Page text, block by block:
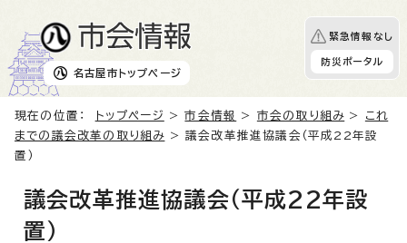
名古屋市 トップページ
緊急情報なし
防災ポータル
現在の位置： トップページ >市会情報 > 市会の取り組み > これ
までの議会改革の取り組み > 議会改革推進協議会（平成22年設
置）
議会改革推進協議会（平成22年設
置）